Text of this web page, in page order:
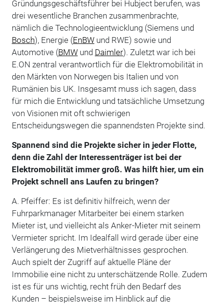
Gründungsgeschäftsführer bei Hubject berufen, was
drei wesentliche Branchen zusammenbrachte,
nämlich die Technologieentwicklung (Siemens und
Bosch), Energie (EnBWund RWE) sowie und
Automotive (BMWund Daimler). Zuletzt war ich bei
E.ON zentral verantwortlich für die Elektromobilität in
den Märkten von Norwegen bis Italien und von
Rumänien bis UK. Insgesamt muss ich sagen, dass
für mich die Entwicklung und tatsächliche Umsetzung
von Visionen mit oft schwierigen
Entscheidungswegen die spannendsten Projekte sind.
Spannend sind die Projekte sicher in jeder Flotte,
denn die Zahl der Interessenträger ist bei der
Elektromobilität immer groß. Was hilft hier, um ein
Projekt schnell ans Laufen zu bringen?
A. Pfeiffer: Es ist definitiv hilfreich, wenn der
Fuhrparkmanager Mitarbeiter bei einem starken
Mieter ist, und vielleicht als Anker-Mieter mit seinem
Vermieter spricht. Im Idealfall wird gerade über eine
Verlängerung des Mietverhältnisses gesprochen.
Auch spielt der Zugriff auf aktuelle Pläne der
Immobilie eine nicht zu unterschätzende Rolle. Zudem
ist es für uns wichtig, recht früh den Bedarf des
Kunden – beispielsweise im Hinblick auf die